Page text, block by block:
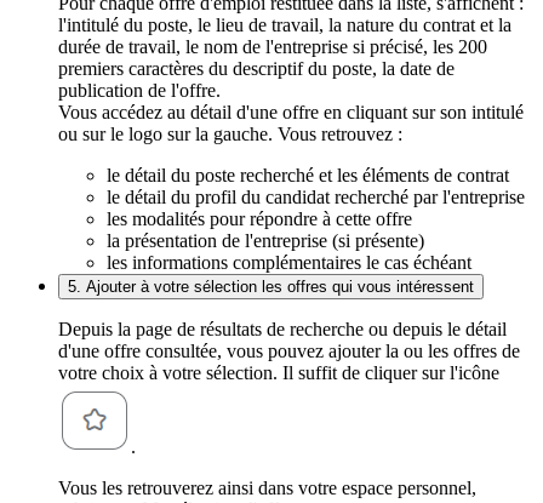
l'intitulé du poste, le lieu de travail, la nature du contrat et la
durée de travail, le nom de l'entreprise si précisé, les 200
premiers caractères du descriptif du poste, la date de
publication de l'offre.
Vous accédez au détail d'une offre en cliquant sur son intitulé
ou sur le logo sur la gauche. Vous retrouvez :
le détail du poste recherché et les éléments de contrat
le détail du profil du candidat recherché par l'entreprise
les modalités pour répondre à cette offre
la présentation de l'entreprise (si présente)
les informations complémentaires le cas échéant
5. Ajouter à votre sélection les offres qui vous intéressent
Depuis la page de résultats de recherche ou depuis le détail
d'une offre consultée, vous pouvez ajouter la ou les offres de
votre choix à votre sélection. Il suffit de cliquer sur l'icône
.
Vous les retrouverez ainsi dans votre espace personnel,